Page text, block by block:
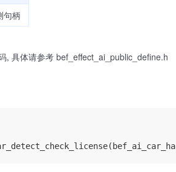
句柄
, 具体请参考 bef_effect_ai_public_define.h